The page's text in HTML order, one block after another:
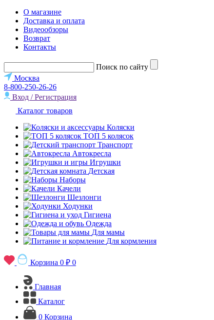
О магазине
Доставка и оплата
Видеообзоры
Возврат
Контакты
Поиск по сайту
Москва
8-800-250-26-26
Вход / Регистрация
Каталог товаров
Коляски
ТОП 5 колясок
Транспорт
Автокресла
Игрушки
Детская
Наборы
Качели
Шезлонги
Ходунки
Гигиена
Одежда
Для мамы
Для кормления
Корзина 0 ₽ 0
Главная
Каталог
0 Корзина